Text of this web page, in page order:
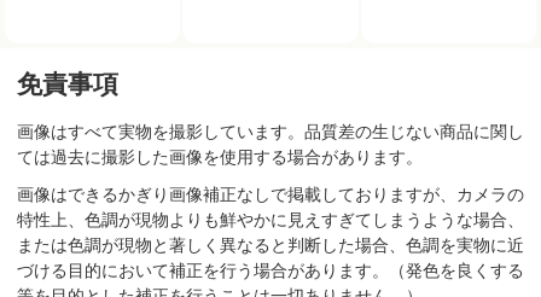
免責事項
画像はすべて実物を撮影しています。品質差の生じない商品に関し
ては過去に撮影した画像を使用する場合があります。
画像はできるかぎり画像補正なしで掲載しておりますが、カメラの
特性上、色調が現物よりも鮮やかに見えすぎてしまうような場合、
または色調が現物と著しく異なると判断した場合、色調を実物に近
づける目的において補正を行う場合があります。（発色を良くする